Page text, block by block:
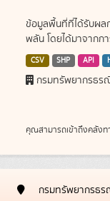
ข้อมูลพื้นที่ที่ได้รับผล
พลัน โดยได้มาจากก
CSV SHP API
กรมทรัพยากรธร
คุณสามารถเข้าถึงคลังท
กรมทรัพยากรธร